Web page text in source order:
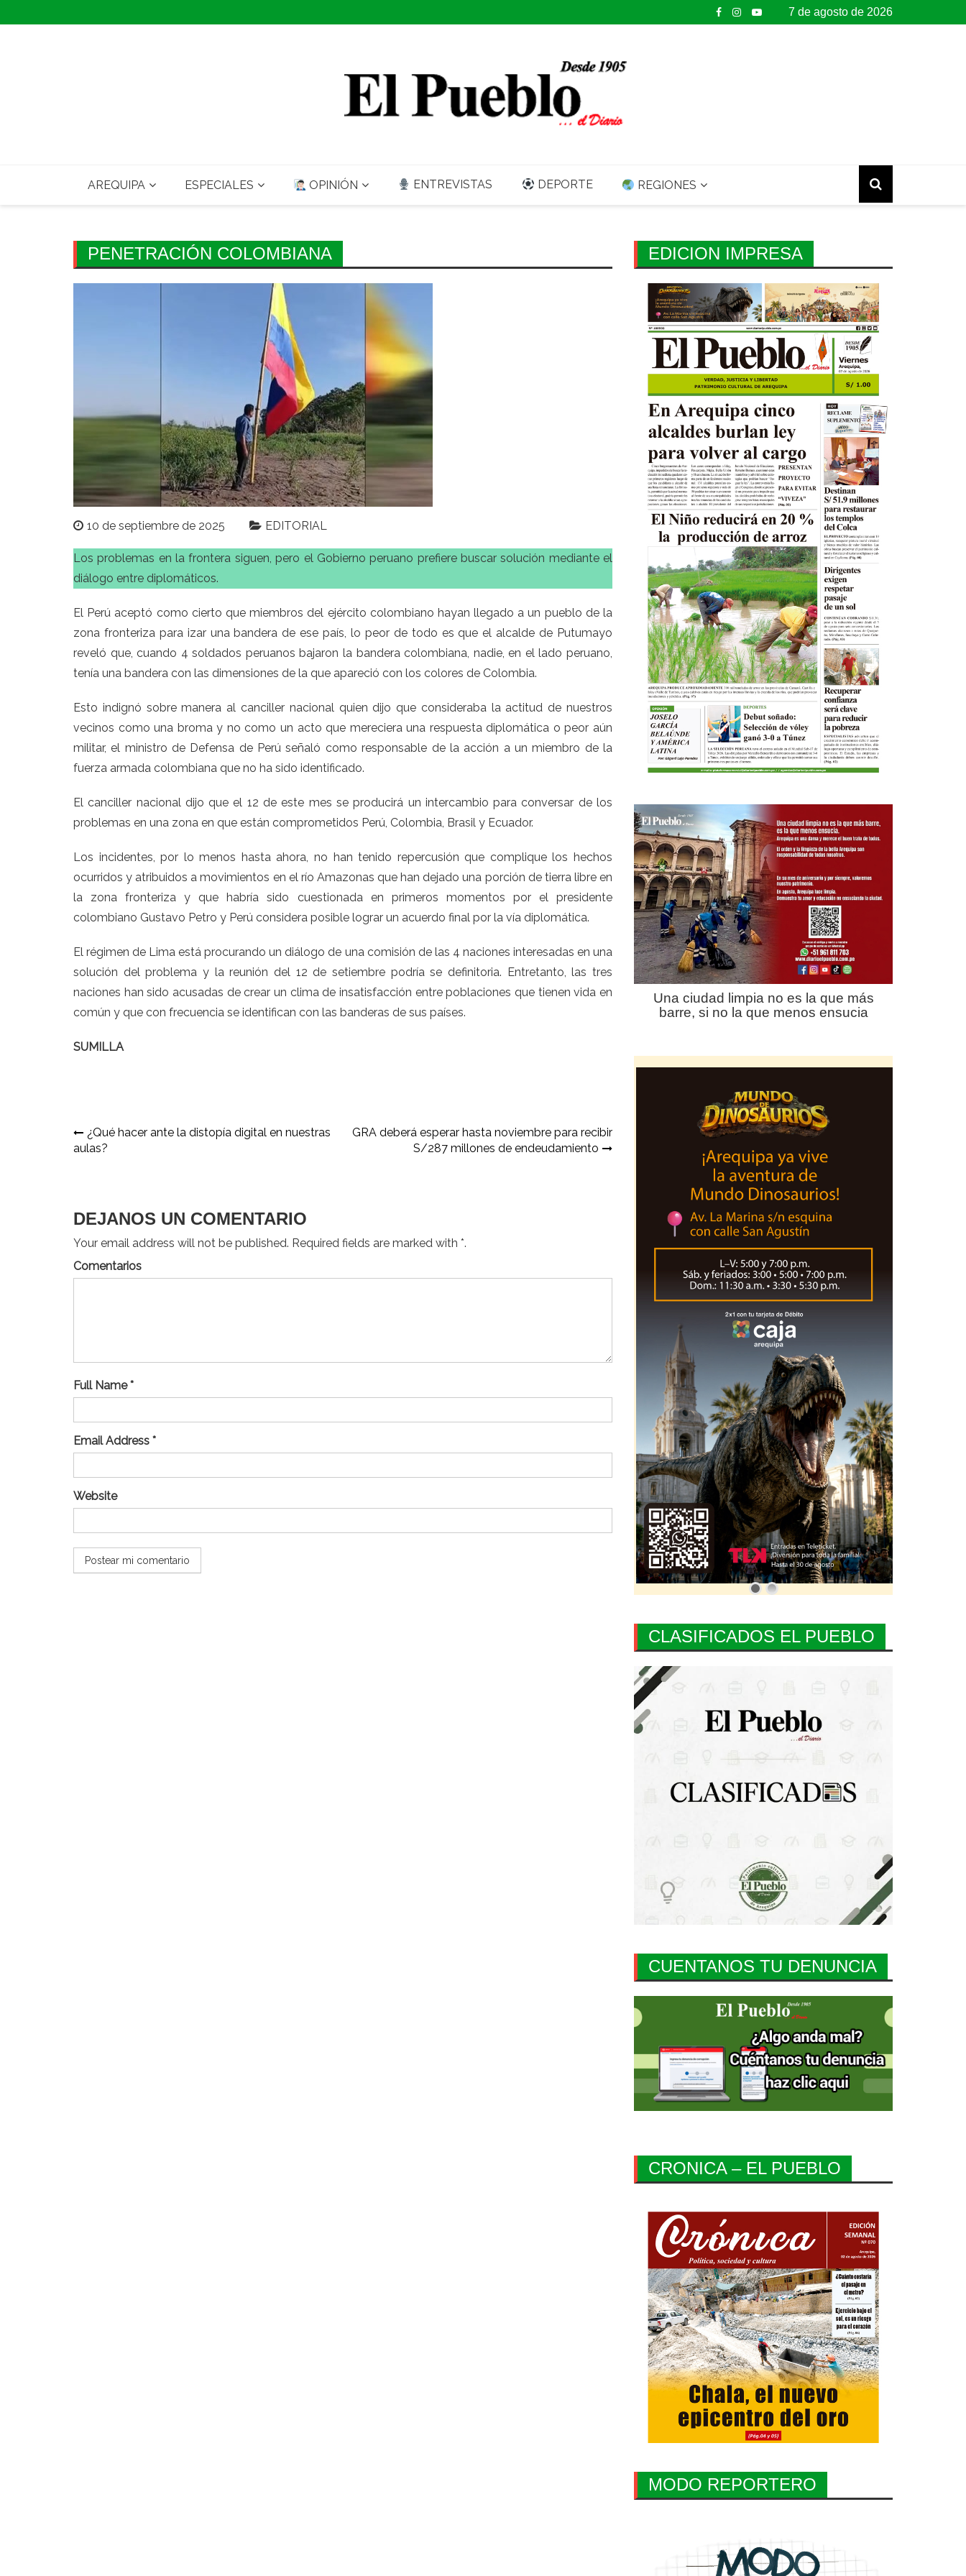
to
7 de agosto de 2026
AREQUIPA ESPECIALES OPINIÓN ENTREVISTAS DEPORTE REGIONES
PENETRACIÓN COLOMBIANA
10 de septiembre de 2025 EDITORIAL
Los problemas en la frontera siguen, pero el Gobierno peruano prefiere buscar solución mediante el
diálogo entre diplomáticos.
El Perú aceptó como cierto que miembros del ejército colombiano hayan llegado a un pueblo de la
zona fronteriza para izar una bandera de ese país, lo peor de todo es que el alcalde de Putumayo
reveló que, cuando 4 soldados peruanos bajaron la bandera colombiana, nadie, en el lado peruano,
tenía una bandera con las dimensiones de la que apareció con los colores de Colombia.
Esto indignó sobre manera al canciller nacional quien dijo que consideraba la actitud de nuestros
vecinos como una broma y no como un acto que mereciera una respuesta diplomática o peor aún
militar, el ministro de Defensa de Perú señaló como responsable de la acción a un miembro de la
fuerza armada colombiana que no ha sido identificado.
El canciller nacional dijo que el 12 de este mes se producirá un intercambio para conversar de los
problemas en una zona en que están comprometidos Perú, Colombia, Brasil y Ecuador.
Los incidentes, por lo menos hasta ahora, no han tenido repercusión que complique los hechos
ocurridos y atribuidos a movimientos en el río Amazonas que han dejado una porción de tierra libre en
la zona fronteriza y que habría sido cuestionada en primeros momentos por el presidente
colombiano Gustavo Petro y Perú considera posible lograr un acuerdo final por la vía diplomática.
El régimen de Lima está procurando un diálogo de una comisión de las 4 naciones interesadas en una
solución del problema y la reunión del 12 de setiembre podría se definitoria. Entretanto, las tres
naciones han sido acusadas de crear un clima de insatisfacción entre poblaciones que tienen vida en
común y que con frecuencia se identifican con las banderas de sus países.
SUMILLA
Navegación
de
¿Qué hacer ante la distopía digital en nuestras
aulas?
GRA deberá esperar hasta noviembre para recibir
S/287 millones de endeudamiento
DEJANOS UN COMENTARIO
Your email address will not be published. Required fields are marked with *.
Comentarios
Full Name *
Email Address *
Website
EDICION IMPRESA
Una ciudad limpia no es la que más
barre, si no la que menos ensucia
CLASIFICADOS EL PUEBLO
CUENTANOS TU DENUNCIA
CRONICA – EL PUEBLO
MODO REPORTERO